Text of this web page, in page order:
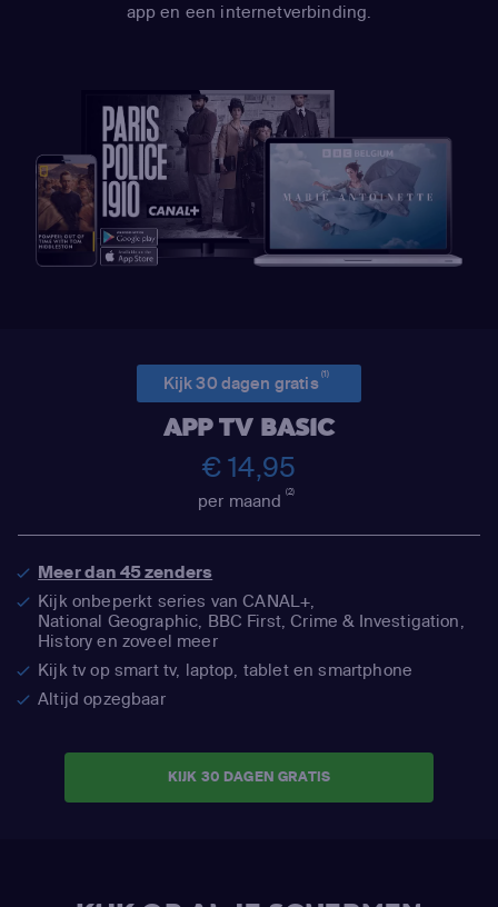
app en een internetverbinding.
Kijk 30 dagen gratis(1)
APP TV BASIC
€ 14,95
per maand(2)
Meer dan 45 zenders
Kijk onbeperkt series van CANAL+,
National Geographic, BBC First, Crime & Investigation,
History en zoveel meer
Kijk tv op smart tv, laptop, tablet en smartphone
Altijd opzegbaar
KIJK 30 DAGEN GRATIS